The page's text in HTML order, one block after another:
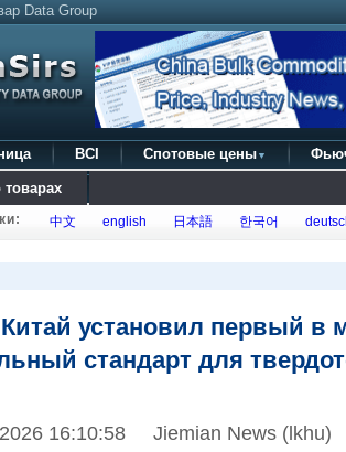
Data Group
BCI Спотовые цены ▼
中文 english 日本語 한국어
установил первый в
стандарт для
16:10:58 Jiemian News (lkhu)